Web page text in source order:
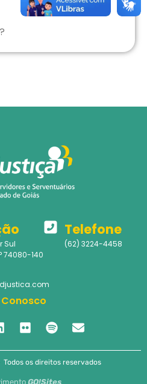
Sul
74080-140
Telefone
(62) 3224-4458
Conosco
Todos os direitos reservados
GO!Sites